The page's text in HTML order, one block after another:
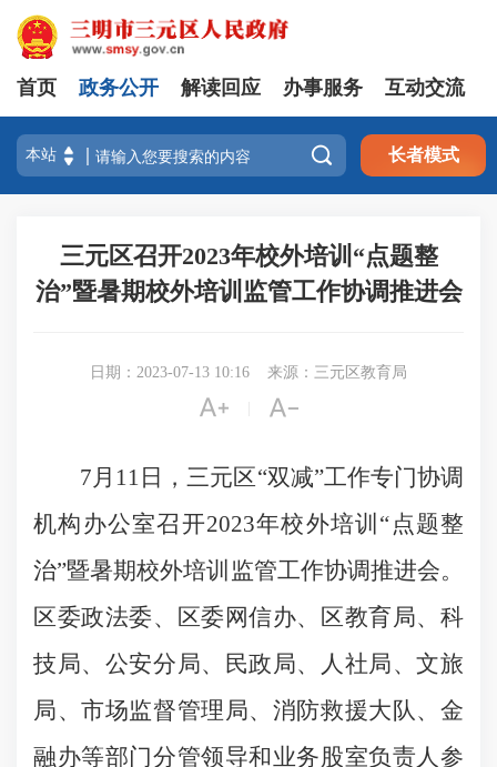
首页 政务公开 解读回应 办事服务 互动交流
 长者模式
三元区召开2023年校外培训“点题整
治”暨暑期校外培训监管工作协调推进会
日期：2023-07-13 10:16 来源：三元区教育局
 
7月11日，三元区“双减”工作专门协调
机构办公室召开2023年校外培训“点题整
治”暨暑期校外培训监管工作协调推进会。
区委政法委、区委网信办、区教育局、科
技局、公安分局、民政局、人社局、文旅
局、市场监督管理局、消防救援大队、金
融办等部门分管领导和业务股室负责人参